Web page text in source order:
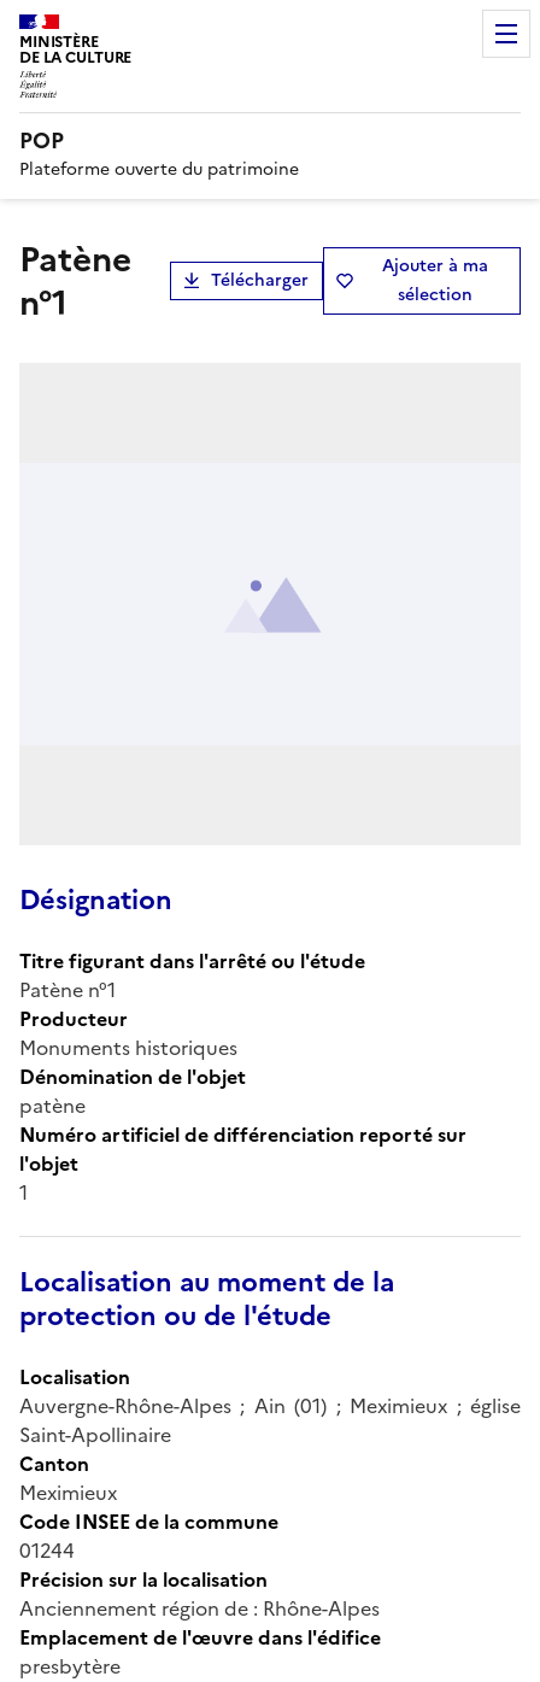
MINISTÈRE
DE LA CULTURE
POP
Plateforme ouverte du patrimoine
Patène
n°1
Télécharger
Ajouter à ma
sélection
Désignation
Titre figurant dans l'arrêté ou l'étude
Patène n°1
Producteur
Monuments historiques
Dénomination de l'objet
patène
Numéro artificiel de différenciation reporté sur
l'objet
1
Localisation au moment de la
protection ou de l'étude
Localisation
Auvergne-Rhône-Alpes ; Ain (01) ; Meximieux ; église
Saint-Apollinaire
Canton
Meximieux
Code INSEE de la commune
01244
Précision sur la localisation
Anciennement région de : Rhône-Alpes
Emplacement de l'œuvre dans l'édifice
presbytère